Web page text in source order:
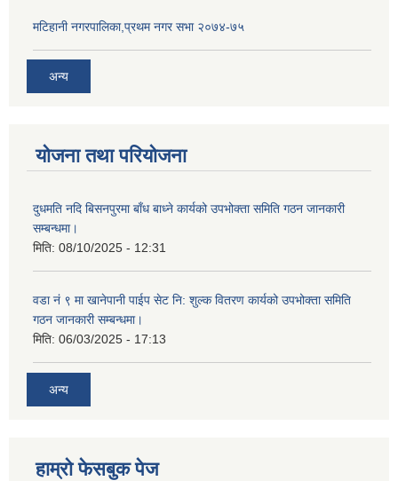
मटिहानी नगरपालिका,प्रथम नगर सभा २०७४-७५
अन्य
योजना तथा परियोजना
दुधमति नदि बिसनपुरमा बाँध बाध्ने कार्यको उपभोक्ता समिति गठन जानकारी
सम्बन्धमा।
मिति: 08/10/2025 - 12:31
वडा नं ९ मा खानेपानी पाईप सेट नि: शुल्क वितरण कार्यको उपभोक्ता समिति
गठन जानकारी सम्बन्धमा।
मिति: 06/03/2025 - 17:13
अन्य
हाम्राे फेसबुक पेज